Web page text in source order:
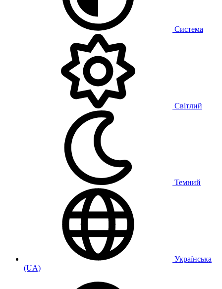
Система
Світлий
Темний
Українська
(UA)